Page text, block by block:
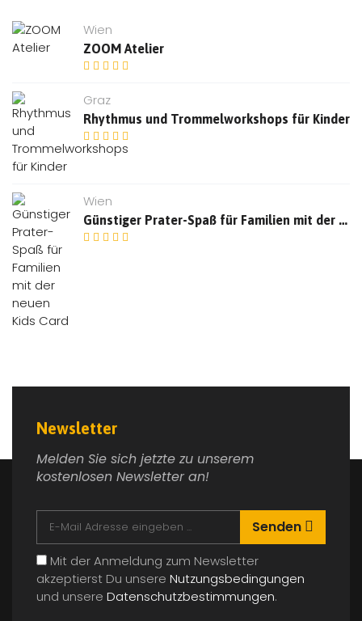
Wien
ZOOM Atelier
Graz
Rhythmus und Trommelworkshops für Kinder
Wien
Günstiger Prater-Spaß für Familien mit der neuen Kids Card
Newsletter
Melden Sie sich jetzte zu unserem
kostenlosen Newsletter an!
Senden
Mit der Anmeldung zum Newsletter
akzeptierst Du unsere Nutzungsbedingungen
und unsere Datenschutzbestimmungen.